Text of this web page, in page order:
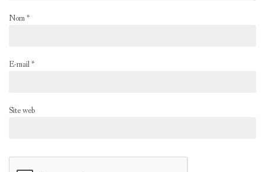
Nom*
E-mail*
Site web